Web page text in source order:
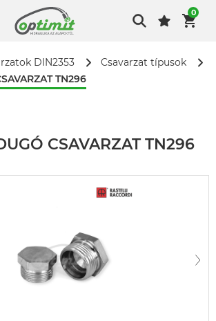
0
DIN2353
Csavarzat típusok
TN296
CSAVARZAT TN296